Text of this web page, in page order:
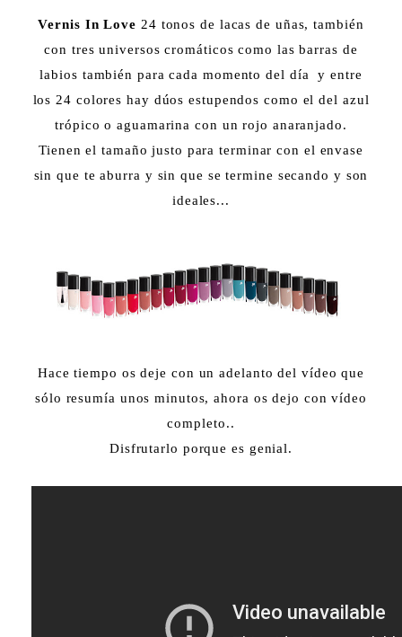
Vernis In Love 24 tonos de lacas de uñas, también
con tres universos cromáticos como las barras de
labios también para cada momento del día y entre
los 24 colores hay dúos estupendos como el del azul
trópico o aguamarina con un rojo anaranjado.
Tienen el tamaño justo para terminar con el envase
sin que te aburra y sin que se termine secando y son
ideales...
Hace tiempo os deje con un adelanto del vídeo que
sólo resumía unos minutos, ahora os dejo con vídeo
completo..
Disfrutarlo porque es genial.